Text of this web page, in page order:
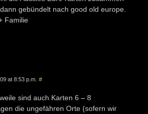
gebündelt nach good old europe.
Familie
at 8:53 p.m. #
sind auch Karten 6 – 8
die ungefähren Orte (sofern wir